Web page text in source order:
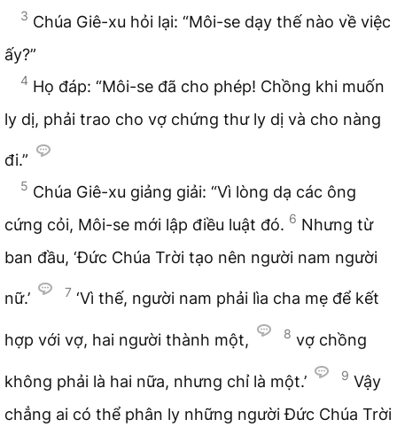
3 Chúa Giê-xu hỏi lại: “Môi-se dạy thế nào về việc
ấy?”
4 Họ đáp: “Môi-se đã cho phép! Chồng khi muốn
ly dị, phải trao cho vợ chứng thư ly dị và cho nàng
đi.”
5 Chúa Giê-xu giảng giải: “Vì lòng dạ các ông
cứng cỏi, Môi-se mới lập điều luật đó. 6 Nhưng từ
ban đầu, ‘Đức Chúa Trời tạo nên người nam người
nữ.’ 7 ‘Vì thế, người nam phải lìa cha mẹ để kết
hợp với vợ, hai người thành một, 8 vợ chồng
không phải là hai nữa, nhưng chỉ là một.’ 9 Vậy
chẳng ai có thể phân ly những người Đức Chúa Trời